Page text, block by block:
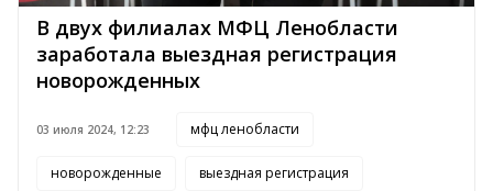
В двух филиалах МФЦ Ленобласти
заработала выездная регистрация
новорожденных
03 июля 2024, 12:23 мфц ленобласти
новорожденные выездная регистрация